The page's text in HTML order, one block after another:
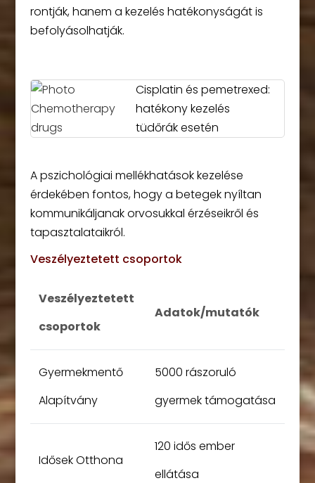
rontják, hanem a kezelés hatékonyságát is
befolyásolhatják.
Cisplatin és pemetrexed:
hatékony kezelés
tüdőrák esetén
A pszichológiai mellékhatások kezelése
érdekében fontos, hogy a betegek nyíltan
kommunikáljanak orvosukkal érzéseikről és
tapasztalataikról.
Veszélyeztetett csoportok
Veszélyeztetett
csoportok
Adatok/mutatók
Gyermekmentő
Alapítvány
5000 rászoruló
gyermek támogatása
Idősek Otthona
120 idős ember
ellátása